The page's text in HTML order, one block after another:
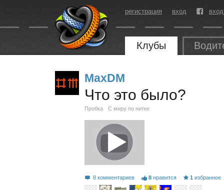
регистрация вход
Клубы
MaxDM
Что это было?
Пробка С миру по нитке
8 комментариев 8 нравится 1 избранное